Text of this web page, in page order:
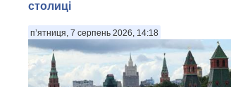
столиці
п’ятниця, 7 серпень 2026, 14:18